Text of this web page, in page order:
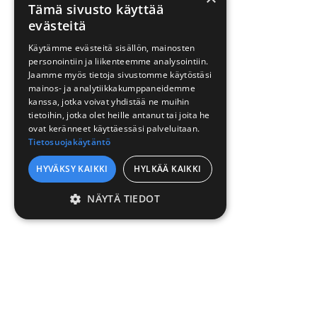
Tämä sivusto käyttää
evästeitä
Käytämme evästeitä sisällön, mainosten
personointiin ja liikenteemme analysointiin.
Jaamme myös tietoja sivustomme käytöstäsi
mainos- ja analytiikkakumppaneidemme
kanssa, jotka voivat yhdistää ne muihin
tietoihin, jotka olet heille antanut tai joita he
ovat keränneet käyttäessäsi palveluitaan.
Tietosuojakäytäntö
HYVÄKSY KAIKKI HYLKÄÄ KAIKKI
NÄYTÄ TIEDOT
EHDOTTOMASTI